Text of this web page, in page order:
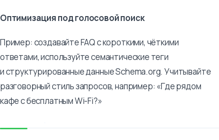
Оптимизация под голосовой поиск
Пример: создавайте FAQ с короткими, чёткими
ответами, используйте семантические теги
и структурированные данные Schema.org. Учитывайте
разговорный стиль запросов, например: «Где рядом
кафе с бесплатным Wi-Fi?»